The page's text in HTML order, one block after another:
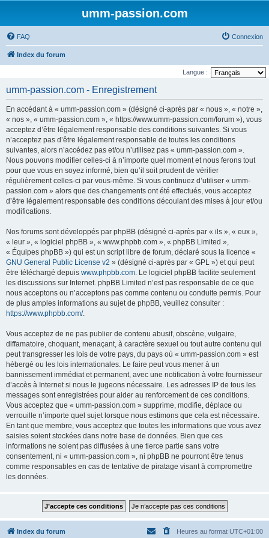
umm-passion.com
FAQ Connexion
Index du forum
Langue :
umm-passion.com - Enregistrement
En accédant à « umm-passion.com » (désigné ci-après par « nous », « notre »,
« nos », « umm-passion.com », « https://www.umm-passion.com/forum »), vous
acceptez d’être légalement responsable des conditions suivantes. Si vous
n’acceptez pas d’être légalement responsable de toutes les conditions
suivantes, alors n’accédez pas et/ou n’utilisez pas « umm-passion.com ».
Nous pouvons modifier celles-ci à n’importe quel moment et nous ferons tout
pour que vous en soyez informé, bien qu’il soit prudent de vérifier
régulièrement celles-ci par vous-même. Si vous continuez d’utiliser « umm-
passion.com » alors que des changements ont été effectués, vous acceptez
d’être légalement responsable des conditions découlant des mises à jour et/ou
modifications.
Nos forums sont développés par phpBB (désigné ci-après par « ils », « eux »,
« leur », « logiciel phpBB », « www.phpbb.com », « phpBB Limited »,
« Équipes phpBB ») qui est un script libre de forum, déclaré sous la licence «
GNU General Public License v2 » (désigné ci-après par « GPL ») et qui peut
être téléchargé depuis www.phpbb.com. Le logiciel phpBB facilite seulement
les discussions sur Internet. phpBB Limited n’est pas responsable de ce que
nous acceptons ou n’acceptons pas comme contenu ou conduite permis. Pour
de plus amples informations au sujet de phpBB, veuillez consulter :
https://www.phpbb.com/.
Vous acceptez de ne pas publier de contenu abusif, obscène, vulgaire,
diffamatoire, choquant, menaçant, à caractère sexuel ou tout autre contenu qui
peut transgresser les lois de votre pays, du pays où « umm-passion.com » est
hébergé ou les lois internationales. Le faire peut vous mener à un
bannissement immédiat et permanent, avec une notification à votre fournisseur
d’accès à Internet si nous le jugeons nécessaire. Les adresses IP de tous les
messages sont enregistrées pour aider au renforcement de ces conditions.
Vous acceptez que « umm-passion.com » supprime, modifie, déplace ou
verrouille n’importe quel sujet lorsque nous estimons que cela est nécessaire.
En tant que membre, vous acceptez que toutes les informations que vous avez
saisies soient stockées dans notre base de données. Bien que ces
informations ne soient pas diffusées à une tierce partie sans votre
consentement, ni « umm-passion.com », ni phpBB ne pourront être tenus
comme responsables en cas de tentative de piratage visant à compromettre
les données.
Index du forum Heures au format UTC+01:00